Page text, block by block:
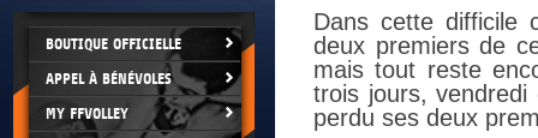
BOUTIQUE OFFICIELLE
APPEL À BÉNÉVOLES
MY FFVOLLEY
Dans cette difficile
deux premiers de
mais tout reste
trois jours,
perdu ses deux